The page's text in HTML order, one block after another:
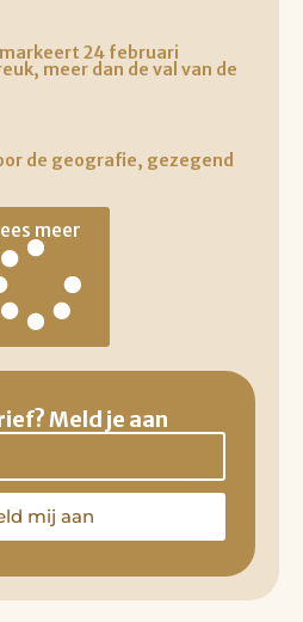
24 februari
meer dan de val van de
de geografie, gezegend
meer
Meld je aan
mij aan